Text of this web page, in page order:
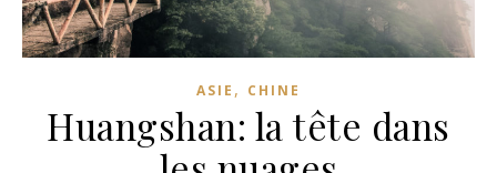
ASIE , CHINE
Huangshan: la tête dans